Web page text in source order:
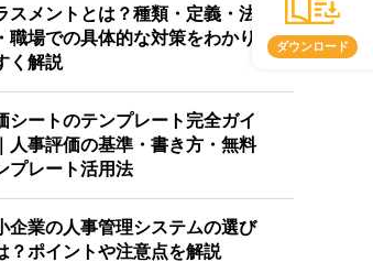
ダウンロード
スメントとは？種類・定義・法
職場での具体的な対策をわかり
く解説
シートのテンプレート完全ガイ
人事評価の基準・書き方・無料
プレート活用法
企業の人事管理システムの選び
？ポイントや注意点を解説